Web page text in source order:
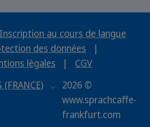
Inscription au cours de langue
des données
|
légales
|
CGV
(FRANCE)
2026 ©
www.sprachcaffe-
frankfurt.com